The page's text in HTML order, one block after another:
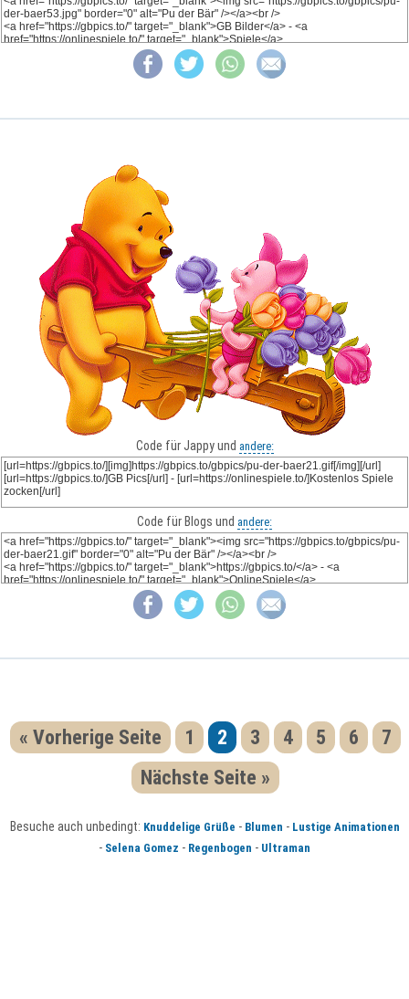
Code für Jappy und andere:
Code für Blogs und andere:
« Vorherige Seite 1 2 3 4 5 6
7
Nächste Seite »
Besuche auch unbedingt: Knuddelige Grüße - Blumen - Lustige Animationen
- Selena Gomez - Regenbogen - Ultraman